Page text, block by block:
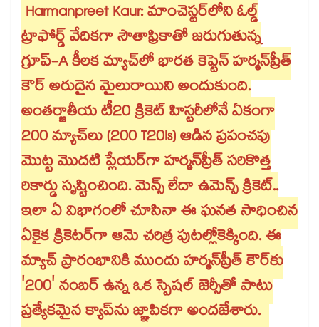
Harmanpreet Kaur: మాంచెస్టర్‌లోని ఓల్డ్
ట్రాఫోర్డ్ వేదికగా సౌతాఫ్రికాతో జరుగుతున్న
గ్రూప్-A కీలక మ్యాచ్‌లో భారత కెప్టెన్ హర్మన్‌ప్రీత్
కౌర్ అరుదైన మైలురాయిని అందుకుంది.
అంతర్జాతీయ టీ20 క్రికెట్ హిస్టరీలోనే ఏకంగా
200 మ్యాచ్‌లు (200 T20Is) ఆడిన ప్రపంచపు
మొట్ట మొదటి ప్లేయర్‌గా హర్మన్‌ప్రీత్ సరికొత్త
రికార్డు సృష్టించింది. మెన్స్ లేదా ఉమెన్స్ క్రికెట్..
ఇలా ఏ విభాగంలో చూసినా ఈ ఘనత సాధించిన
ఏకైక క్రికెటర్‌గా ఆమె చరిత్ర పుటల్లోకెక్కింది. ఈ
మ్యాచ్ ప్రారంభానికి ముందు హర్మన్‌ప్రీత్ కౌర్‌కు
'200' నంబర్ ఉన్న ఒక స్పెషల్ జెర్సీతో పాటు
ప్రత్యేకమైన క్యాప్‌ను జ్ఞాపికగా అందజేశారు.